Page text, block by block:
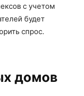
с учетом
будет
спрос.
домов